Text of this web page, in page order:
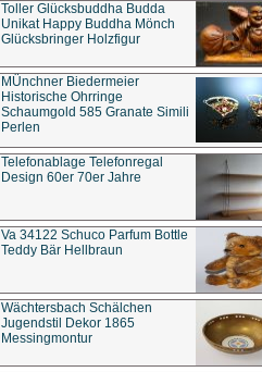
Toller Glücksbuddha Budda
Unikat Happy Buddha Mönch
Glücksbringer Holzfigur
MÜnchner Biedermeier
Historische Ohrringe
Schaumgold 585 Granate Simili
Perlen
Telefonablage Telefonregal
Design 60er 70er Jahre
Va 34122 Schuco Parfum Bottle
Teddy Bär Hellbraun
Wächtersbach Schälchen
Jugendstil Dekor 1865
Messingmontur